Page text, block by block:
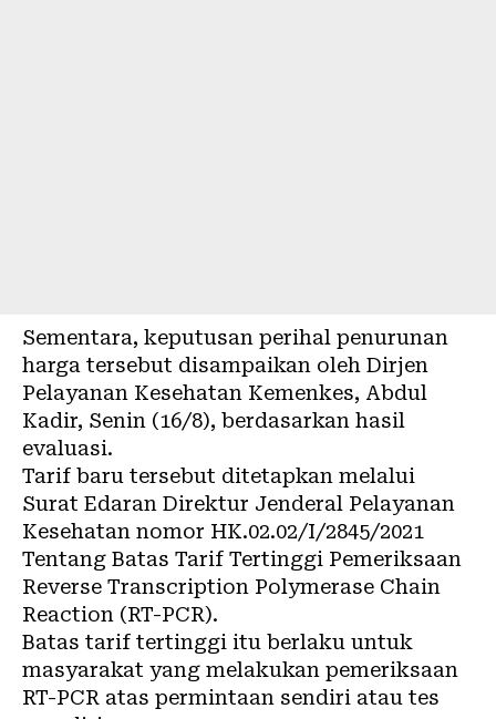
Sementara, keputusan perihal penurunan
harga tersebut disampaikan oleh Dirjen
Pelayanan Kesehatan Kemenkes, Abdul
Kadir, Senin (16/8), berdasarkan hasil
evaluasi.
Tarif baru tersebut ditetapkan melalui
Surat Edaran Direktur Jenderal Pelayanan
Kesehatan nomor HK.02.02/I/2845/2021
Tentang Batas Tarif Tertinggi Pemeriksaan
Reverse Transcription Polymerase Chain
Reaction (RT-PCR).
Batas tarif tertinggi itu berlaku untuk
masyarakat yang melakukan pemeriksaan
RT-PCR atas permintaan sendiri atau tes